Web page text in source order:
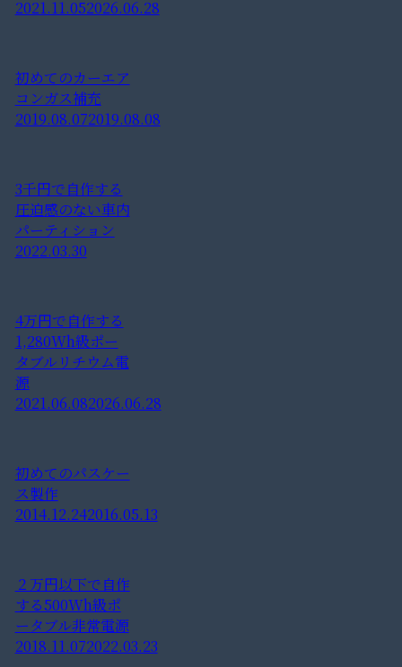
2021.11.052026.06.28
初めてのカーエア
コンガス補充
2019.08.072019.08.08
3千円で自作する
圧迫感のない車内
パーティション
2022.03.30
4万円で自作する
1,280Wh級ポー
タブルリチウム電
源
2021.06.082026.06.28
初めてのパスケー
ス製作
2014.12.242016.05.13
２万円以下で自作
する500Wh級ポ
ータブル非常電源
2018.11.072022.03.23